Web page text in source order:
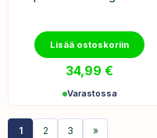
Lisää ostoskoriin
34,99 €
Varastossa
1 2 3 »